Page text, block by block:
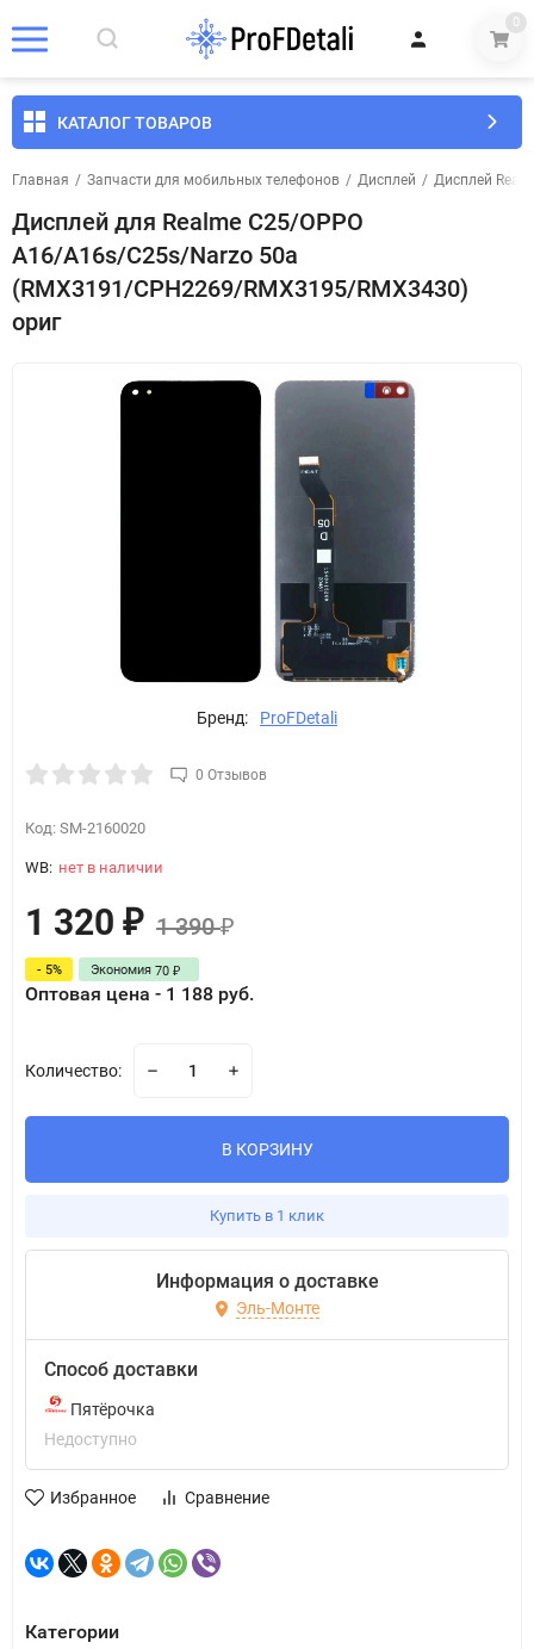
0
КАТАЛОГ ТОВАРОВ
Главная / Запчасти для мобильных телефонов / Дисплей / Дисплей
Дисплей для Realme C25/OPPO
A16/A16s/C25s/Narzo 50a
(RMX3191/CPH2269/RMX3195/RMX3430)
ориг
Бренд: ProFDetali
0 Отзывов
Код: SM-2160020
WB: нет в наличии
1 320 ₽ 1 390₽
- 5% Экономия 70 ₽
Оптовая цена - 1 188 руб.
Количество:
В КОРЗИНУ
Купить в 1 клик
Информация о доставке
Эль-Монте
Способ доставки
Пятёрочка
Недоступно
Избранное Сравнение
Категории